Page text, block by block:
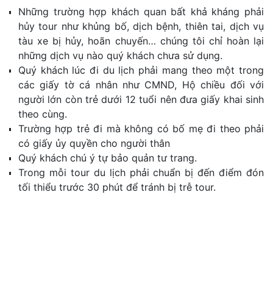
Những trường hợp khách quan bất khả kháng phải
hủy tour như khủng bố, dịch bệnh, thiên tai, dịch vụ
tàu xe bị hủy, hoãn chuyến… chúng tôi chỉ hoàn lại
những dịch vụ nào quý khách chưa sử dụng.
Quý khách lúc đi du lịch phải mang theo một trong
các giấy tờ cá nhân như CMND, Hộ chiều đối với
người lớn còn trẻ dưới 12 tuổi nên đưa giấy khai sinh
theo cùng.
Trường hợp trẻ đi mà không có bố mẹ đi theo phải
có giấy ủy quyền cho người thân
Quý khách chú ý tự bảo quản tư trang.
Trong mỗi tour du lịch phải chuẩn bị đến điểm đón
tối thiểu trước 30 phút để tránh bị trễ tour.